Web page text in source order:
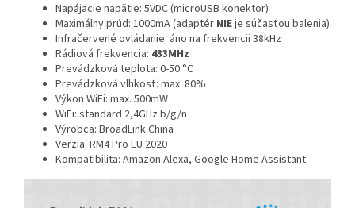
Napájacie napätie: 5VDC (microUSB konektor)
Maximálny prúd: 1000mA (adaptér NIEje súčasťou balenia)
Infračervené ovládanie: áno na frekvencii 38kHz
Rádiová frekvencia: 433MHz
Prevádzková teplota: 0-50 °C
Prevádzková vlhkosť: max. 80%
Výkon WiFi: max. 500mW
WiFi: standard 2,4GHz b/g/n
Výrobca: BroadLink China
Verzia: RM4 Pro EU 2020
Kompatibilita: Amazon Alexa, Google Home Assistant